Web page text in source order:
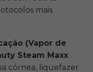
mais
(Vapor de
Steam Maxx
córnea, liquefazer